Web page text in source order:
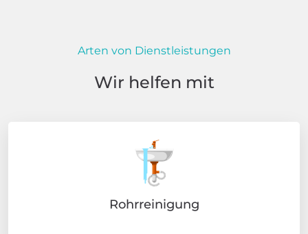
Arten von Dienstleistungen
Wir helfen mit
Rohrreinigung